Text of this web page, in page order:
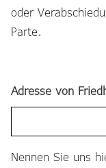
oder
Parte.
Adresse von
Nennen Sie uns